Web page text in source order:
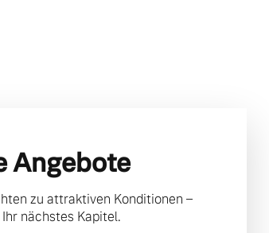
Angebote
zu attraktiven Konditionen –
nächstes Kapitel.